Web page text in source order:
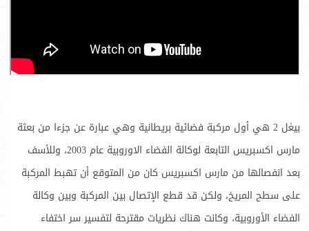
بيغل 2 هي أول مركبة فضائية بريطانية وهي عبارة عن جزءا من بعثة
مارس اكسبريس التابعة لوكالة الفضاء الاوروبية عام 2003، وللأسف
بعد انفصالها من مارس اكسبريس كان من المتوقع أن تهبط المركبة
على سطح المريخ، ولكن قد قطع الإتصال بين المركبة وبين وكالة
الفضاء الأوروبية، وكانت هناك نظريات مقترحة لتفسير سر اختفاء